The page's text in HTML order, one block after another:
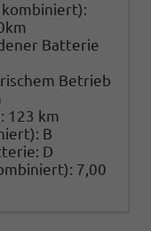
Batterie
Betrieb
123 km
B
D
7,00